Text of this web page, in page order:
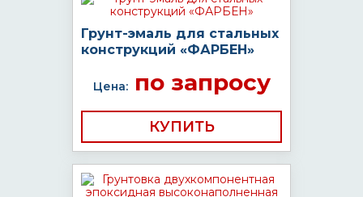
Грунт-эмаль для стальных
конструкций «ФАРБЕН»
Цена:по запросу
КУПИТЬ